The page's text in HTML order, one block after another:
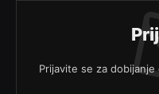
Prijavite se za